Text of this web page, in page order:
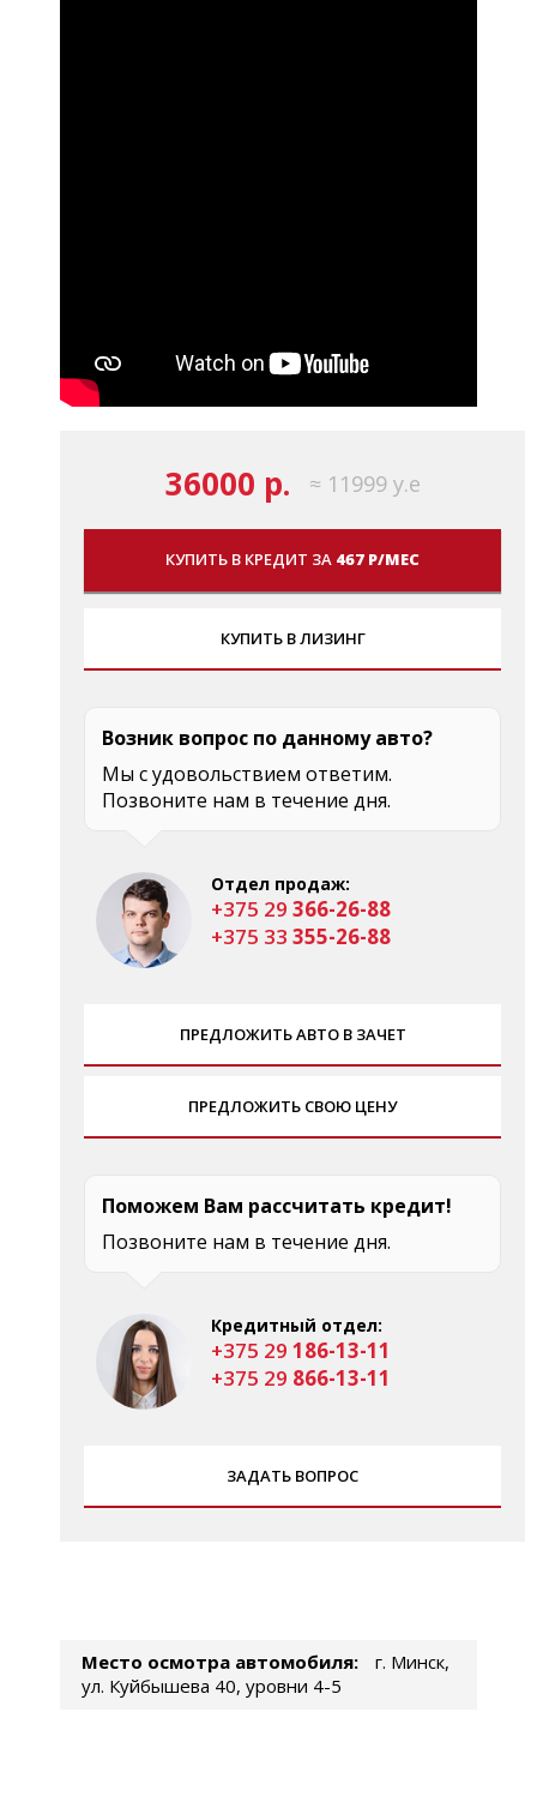
36000 р. ≈ 11999 у.е
КУПИТЬ В КРЕДИТ ЗА 467 Р/МЕС
КУПИТЬ В ЛИЗИНГ
Возник вопрос по данному авто?
Мы с удовольствием ответим.
Позвоните нам в течение дня.
Отдел продаж:
+375 29 366-26-88
+375 33 355-26-88
ПРЕДЛОЖИТЬ АВТО В ЗАЧЕТ
ПРЕДЛОЖИТЬ СВОЮ ЦЕНУ
Поможем Вам рассчитать кредит!
Позвоните нам в течение дня.
Кредитный отдел:
+375 29 186-13-11
+375 29 866-13-11
ЗАДАТЬ ВОПРОС
Место осмотра автомобиля:
г. Минск,
ул. Куйбышева 40, уровни 4-5